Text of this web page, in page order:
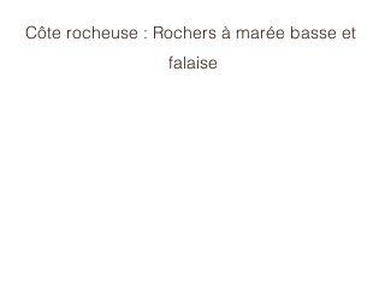
Côte rocheuse : Rochers à marée basse et
falaise